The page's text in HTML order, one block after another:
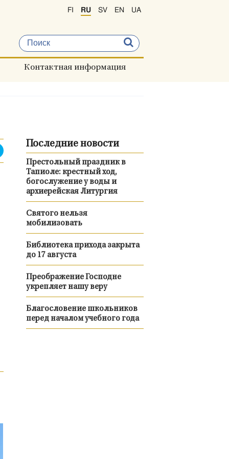
FI RU SV EN UA
Контактная информация
Последние новости
Престольный праздник в
Тапиоле: крестный ход,
богослужение у воды и
архиерейская Литургия
Святого нельзя
мобилизовать
Библиотека прихода закрыта
до 17 августа
Преображение Господне
укрепляет нашу веру
Благословение школьников
перед началом учебного года